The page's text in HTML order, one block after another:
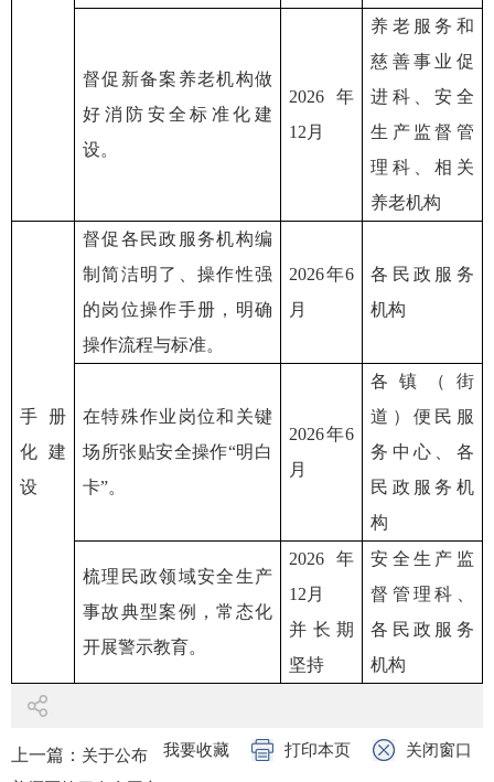
督促新备案养老机构做
好消防安全标准化建
设。
2026年
12月
养老服务和
慈善事业促
进科、安全
生产监督管
理科、相关
养老机构
手册
化建
设
督促各民政服务机构编
制简洁明了、操作性强
的岗位操作手册，明确
操作流程与标准。
2026年6
月
各民政服务
机构
在特殊作业岗位和关键
场所张贴安全操作“明白
卡”。
2026年6
月
各镇（街
道）便民服
务中心、各
民政服务机
构
梳理民政领域安全生产
事故典型案例，常态化
开展警示教育。
2026年
12月
并长期
坚持
安全生产监
督管理科、
各民政服务
机构
我要收藏 打印本页 关闭窗口
上一篇： 关于公布